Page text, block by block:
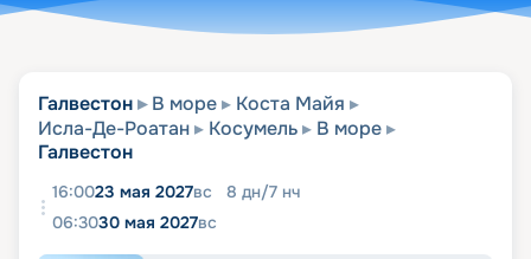
Галвестон В море
Коста Майя
Исла-Де-Роатан
Косумель
В море
Галвестон
16:0023 мая 2027вс 8 дн/7 нч
06:3030 мая 2027вс